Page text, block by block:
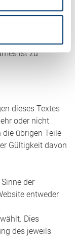
oder in
jeweiligen
einzelner
ist zu
dieses Textes
oder nicht
übrigen Teile
Gültigkeit davon
der
entweder
Dies
des jeweils